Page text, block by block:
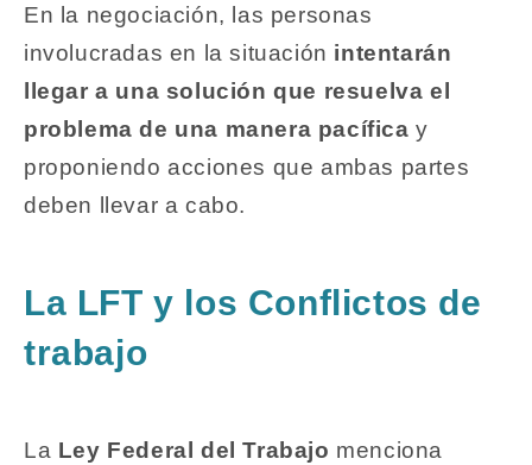
En la negociación, las personas
involucradas en la situación intentarán
llegar a una solución que resuelva el
problema de una manera pacífica y
proponiendo acciones que ambas partes
deben llevar a cabo.
La LFT y los Conflictos de
trabajo
La Ley Federal del Trabajo menciona